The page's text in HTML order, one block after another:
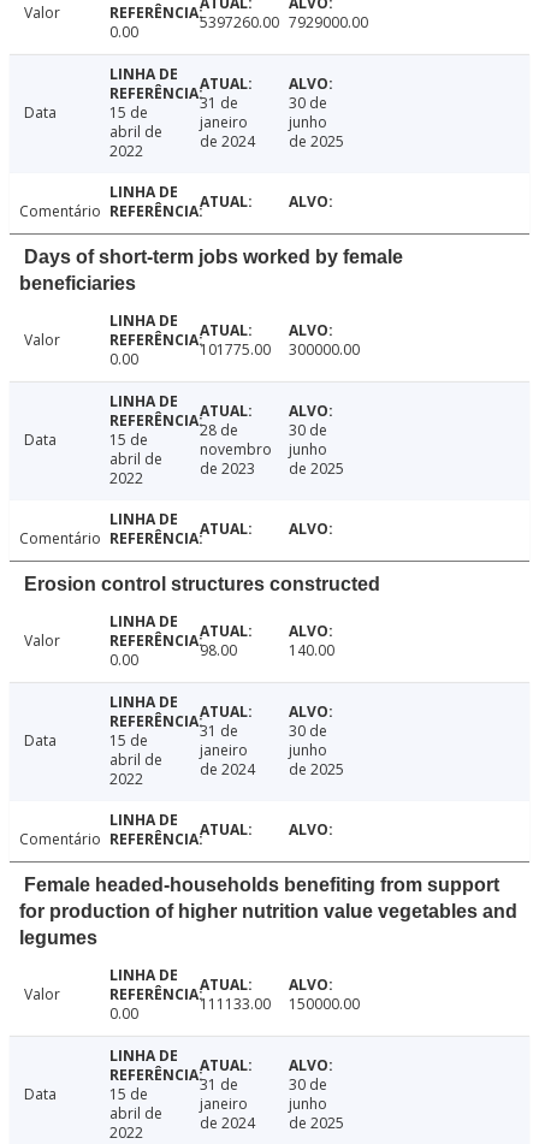
Valor
0.00
5397260.00 7929000.00
Data
15 de
abril de
2022
31 de
janeiro
de 2024
30 de
junho
de 2025
Comentário
Days of short-term jobs worked by female
beneficiaries
Valor
0.00
101775.00 300000.00
Data
15 de
abril de
2022
28 de
novembro
de 2023
30 de
junho
de 2025
Comentário
Erosion control structures constructed
Valor
0.00
98.00 140.00
Data
15 de
abril de
2022
31 de
janeiro
de 2024
30 de
junho
de 2025
Comentário
Female headed-households benefiting from support
for production of higher nutrition value vegetables and
legumes
Valor
0.00
111133.00 150000.00
Data
15 de
abril de
2022
31 de
janeiro
de 2024
30 de
junho
de 2025